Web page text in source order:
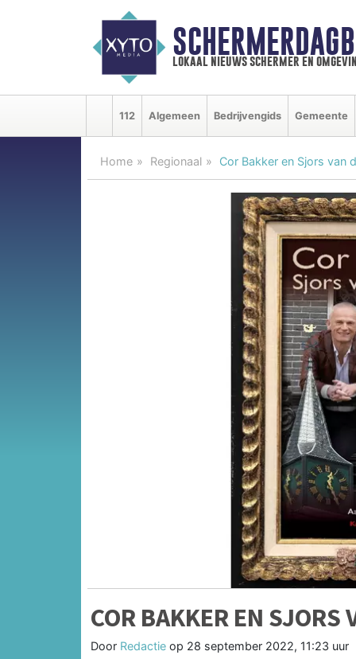
lokaal nieuws schermer en
112 Algemeen Bedrijvengids Gemeente
Home Regionaal Cor Bakker en Sjors van
COR BAKKER EN SJORS
Door Redactie op 28 september 2022, 11:23 uur